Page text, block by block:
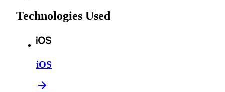
Technologies Used
iOS